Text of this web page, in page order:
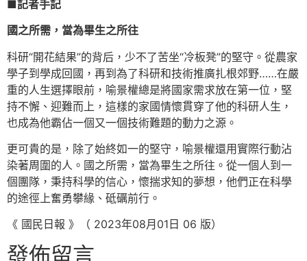
■記者手記
國之所需，當為畢生之所往
科研“開花結果”的背后，少不了苦坐“冷板凳”的堅守。從農家
學子到學成回國，再到為了科研和技術推廣扎根郊野……在嚴
重的人生選擇眼前，喻景權總是將國家需求放在第一位，堅
持不懈、迎難而上，這樣的家國情懷貫穿了他的科研人生，
也成為他霸佔一個又一個技術難題的動力之源。
更可貴的是，除了始終如一的堅守，喻景權還用實際行動沾
染著周圍的人。國之所需，當為畢生之所往。從一個人到一
個團隊，秉持科學的信心，懷揣求知的夢想，他們正在科學
的途徑上奮勇攀緣、砥礪前行。
《 國民日報 》（ 2023年08月01日 06 版）
發佈留言